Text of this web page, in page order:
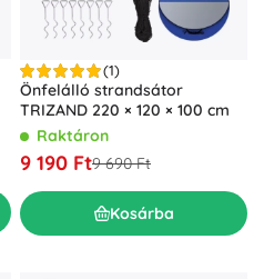
(1)
Önfelálló strandsátor
TRIZAND 220 × 120 × 100 cm
Raktáron
9 190 Ft9 690 Ft
Kosárba